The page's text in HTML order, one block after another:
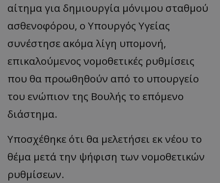
αίτημα για δημιουργία μόνιμου σταθμού
ασθενοφόρου, ο Υπουργός Υγείας
συνέστησε ακόμα λίγη υπομονή,
επικαλούμενος νομοθετικές ρυθμίσεις
που θα προωθηθούν από το υπουργείο
του ενώπιον της Βουλής το επόμενο
διάστημα.
Υποσχέθηκε ότι θα μελετήσει εκ νέου το
θέμα μετά την ψήφιση των νομοθετικών
ρυθμίσεων.